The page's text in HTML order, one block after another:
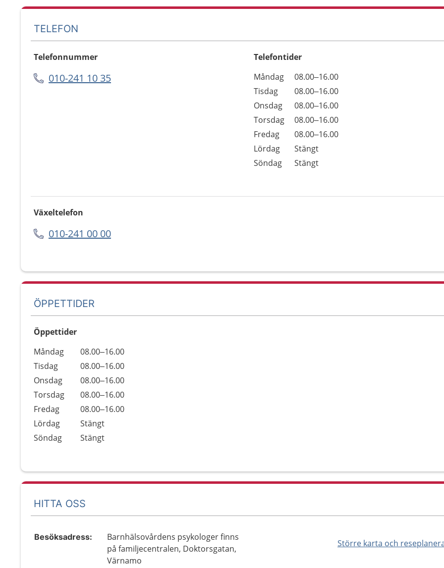
TELEFON
Telefonnummer
010-241 10 35
Telefontider
Dag
Öppettider
Kommentarer
Måndag
08.00–16.00
Tisdag
08.00–16.00
Onsdag
08.00–16.00
Torsdag
08.00–16.00
Fredag
08.00–16.00
Lördag
Stängt
Söndag
Stängt
Växeltelefon
010-241 00 00
ÖPPETTIDER
Öppettider
Dag
Öppettider
Kommentarer
Måndag
08.00–16.00
Tisdag
08.00–16.00
Onsdag
08.00–16.00
Torsdag
08.00–16.00
Fredag
08.00–16.00
Lördag
Stängt
Söndag
Stängt
HITTA OSS
Större karta och
Besöksadress:
Barnhälsovårdens psykologer finns
på familjecentralen, Doktorsgatan,
Värnamo